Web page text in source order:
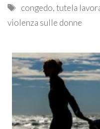
Tags
congedo,tutela
violenza sulle donne